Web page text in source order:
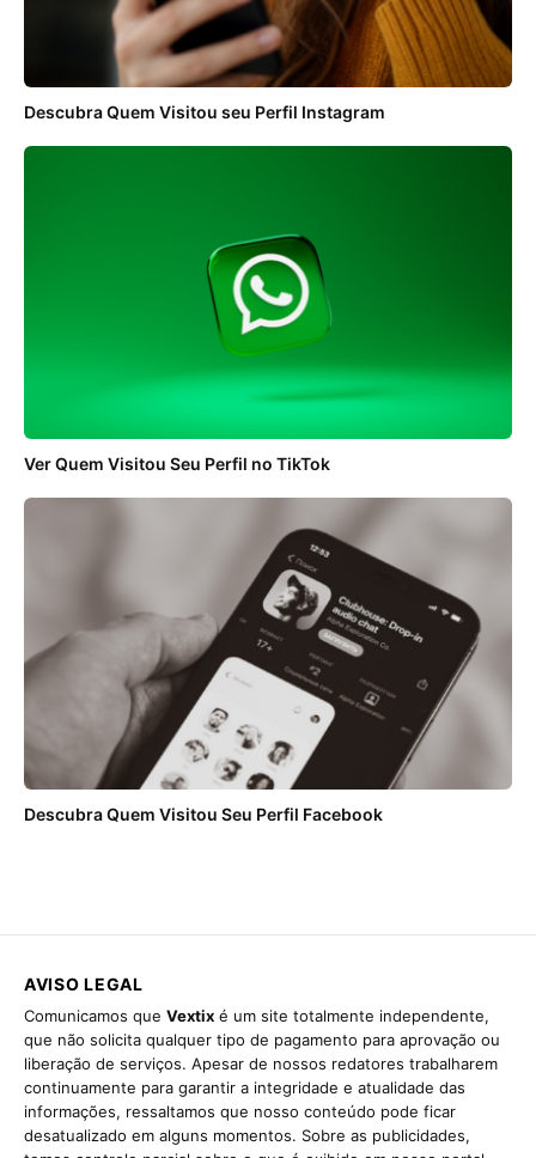
Descubra Quem Visitou seu Perfil Instagram
Ver Quem Visitou Seu Perfil no TikTok
Descubra Quem Visitou Seu Perfil Facebook
AVISO LEGAL
Comunicamos que Vextix é um site totalmente independente,
que não solicita qualquer tipo de pagamento para aprovação ou
liberação de serviços. Apesar de nossos redatores trabalharem
continuamente para garantir a integridade e atualidade das
informações, ressaltamos que nosso conteúdo pode ficar
desatualizado em alguns momentos. Sobre as publicidades,